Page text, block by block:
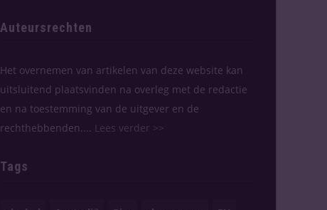
Auteursrechten
Het overnemen van artikelen van deze website kan
uitsluitend plaatsvinden na overleg met de redactie
en na toestemming van de uitgever en de
rechthebbenden.... Lees verder >>
Tags